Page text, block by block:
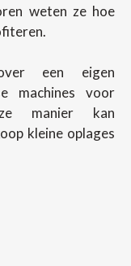
weten ze hoe
over een eigen
machines voor
manier kan
kleine oplages